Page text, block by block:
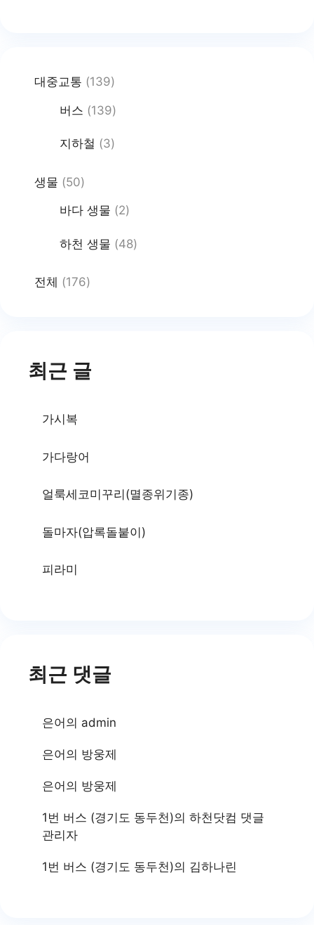
대중교통 (139)
버스 (139)
지하철 (3)
생물 (50)
바다 생물 (2)
하천 생물 (48)
전체 (176)
최근 글
가시복
가다랑어
얼룩세코미꾸리(멸종위기종)
돌마자(압록돌붙이)
피라미
최근 댓글
은어 의 admin
은어 의 방웅제
은어 의 방웅제
1번 버스 (경기도 동두천)의 하천닷컴 댓글
관리자
1번 버스 (경기도 동두천)의 김하나린